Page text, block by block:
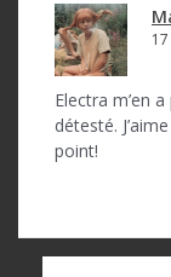
’
Electra m’en
détesté.
point!